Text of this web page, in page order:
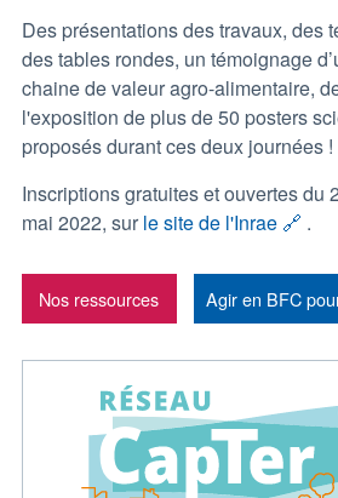
Des présentations des travaux, des
des tables rondes, un témoignage
chaine de valeur agro-alimentaire,
l'exposition de plus de 50 posters
proposés durant ces deux journées !
Inscriptions gratuites et ouvertes du
mai 2022, sur le site de l'Inrae 🔗 .
Nos ressources Agir en BFC